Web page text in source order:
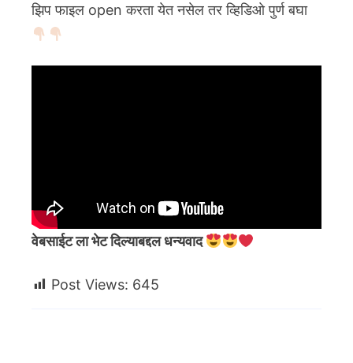
झिप फाइल open करता येत नसेल तर व्हिडिओ पुर्ण बघा
वेबसाईट ला भेट दिल्याबद्दल धन्यवाद
Post Views: 645